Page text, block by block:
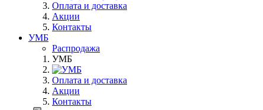
Оплата и доставка
Акции
Контакты
УМБ
Распродажа
УМБ
Оплата и доставка
Акции
Контакты